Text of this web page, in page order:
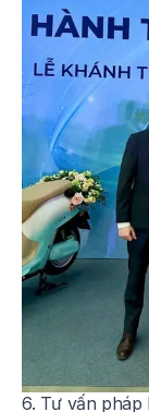
6. Tư vấn pháp